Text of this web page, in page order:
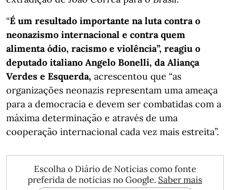
“É um resultado importante na luta contra o
neonazismo internacional e contra quem
alimenta ódio, racismo e violência”, reagiu o
deputado italiano Angelo Bonelli, da Aliança
Verdes e Esquerda, acrescentou que “as
organizações neonazis representam uma ameaça
para a democracia e devem ser combatidas com a
máxima determinação e através de uma
cooperação internacional cada vez mais estreita”.
Escolha o Diário de Notícias como fonte
preferida de notícias no Google. Saber mais